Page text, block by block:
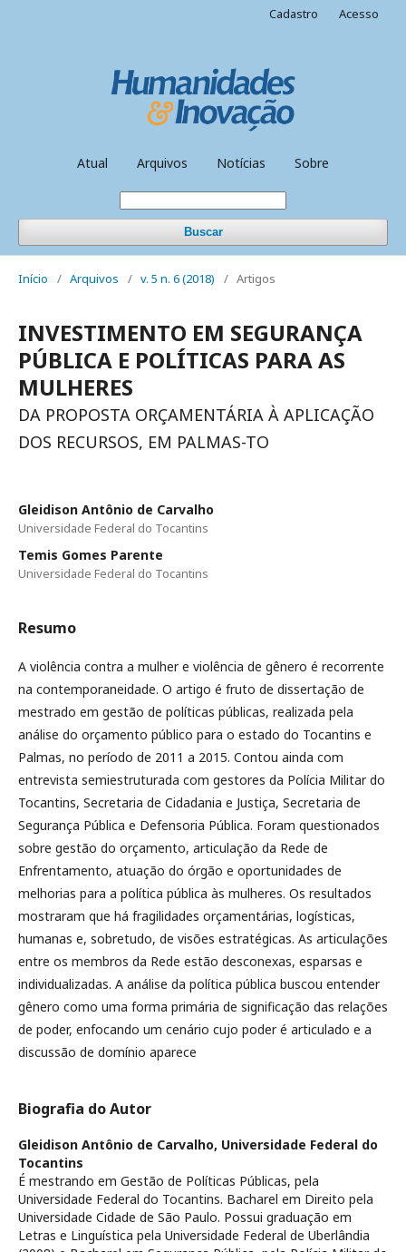
Atual Arquivos Notícias Sobre
Buscar
Cadastro Acesso
Início / Arquivos / v. 5 n. 6 (2018) / Artigos
INVESTIMENTO EM SEGURANÇA
PÚBLICA E POLÍTICAS PARA AS
MULHERES
DA PROPOSTA ORÇAMENTÁRIA À APLICAÇÃO
DOS RECURSOS, EM PALMAS-TO
Gleidison Antônio de Carvalho
Universidade Federal do Tocantins
Temis Gomes Parente
Universidade Federal do Tocantins
Resumo
A violência contra a mulher e violência de gênero é recorrente
na contemporaneidade. O artigo é fruto de dissertação de
mestrado em gestão de políticas públicas, realizada pela
análise do orçamento público para o estado do Tocantins e
Palmas, no período de 2011 a 2015. Contou ainda com
entrevista semiestruturada com gestores da Polícia Militar do
Tocantins, Secretaria de Cidadania e Justiça, Secretaria de
Segurança Pública e Defensoria Pública. Foram questionados
sobre gestão do orçamento, articulação da Rede de
Enfrentamento, atuação do órgão e oportunidades de
melhorias para a política pública às mulheres. Os resultados
mostraram que há fragilidades orçamentárias, logísticas,
humanas e, sobretudo, de visões estratégicas. As articulações
entre os membros da Rede estão desconexas, esparsas e
individualizadas. A análise da política pública buscou entender
gênero como uma forma primária de significação das relações
de poder, enfocando um cenário cujo poder é articulado e a
discussão de domínio aparece
Biografia do Autor
Gleidison Antônio de Carvalho, Universidade Federal do
Tocantins
É mestrando em Gestão de Políticas Públicas, pela
Universidade Federal do Tocantins. Bacharel em Direito pela
Universidade Cidade de São Paulo. Possui graduação em
Letras e Linguística pela Universidade Federal de Uberlândia